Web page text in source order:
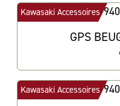
Kawasaki Accessoires
GPS
Kawasaki Accessoires